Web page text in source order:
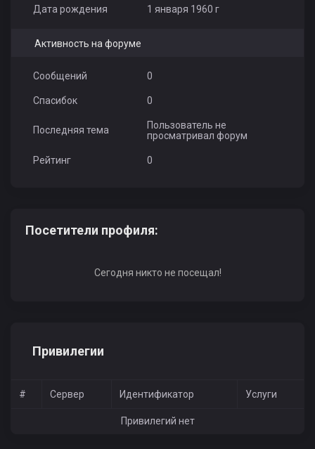
Дата рождения 1 января 1960 г
Активность на форуме
Сообщений 0
Спасибок 0
Последняя тема
Пользователь не
просматривал форум
Рейтинг 0
Посетители профиля:
Сегодня никто не посещал!
Привилегии
# Сервер Идентификатор Услуги
Привилегий нет